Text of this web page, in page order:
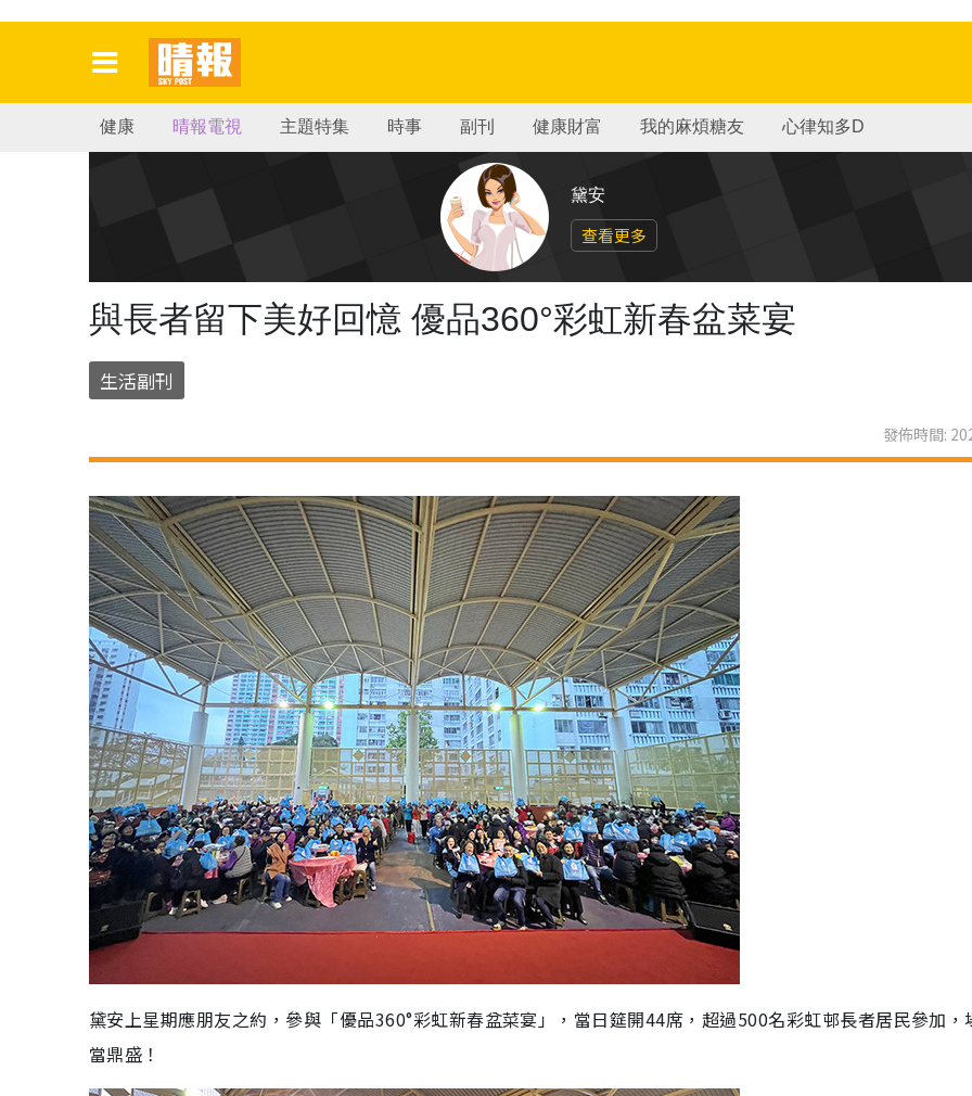
健康 晴報電視 主題特集 時事 副刊 健康財富 我的麻煩糖友 心律知多D
黛安
查看更多
與長者留下美好回憶 優品360°彩虹新春盆菜宴
生活副刊
發佈時間:
黛安上星期應朋友之約，參與「優品360°彩虹新春盆菜宴」，當日筵開44席，超過500名彩虹邨長者居民參加，
當鼎盛！